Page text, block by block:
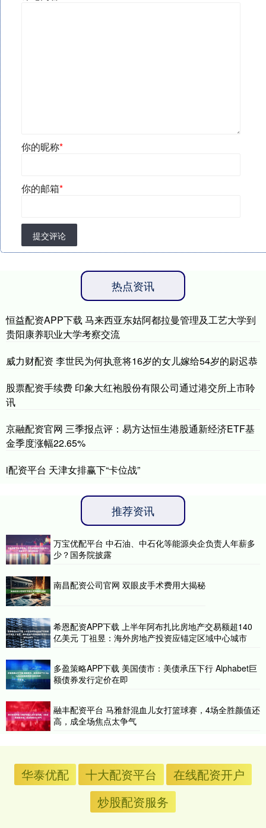
你的昵称*
你的邮箱*
提交评论
热点资讯
恒益配资APP下载 马来西亚东姑阿都拉曼管理及工艺大学到
贵阳康养职业大学考察交流
威力财配资 李世民为何执意将16岁的女儿嫁给54岁的尉迟恭
股票配资手续费 印象大红袍股份有限公司通过港交所上市聆
讯
京融配资官网 三季报点评：易方达恒生港股通新经济ETF基
金季度涨幅22.65%
i配资平台 天津女排赢下“卡位战”
推荐资讯
万宝优配平台 中石油、中石化等能源央企负责人年薪多
少？国务院披露
南昌配资公司官网 双眼皮手术费用大揭秘
希恩配资APP下载 上半年阿布扎比房地产交易额超140
亿美元 丁祖昱：海外房地产投资应锚定区域中心城市
多盈策略APP下载 美国债市：美债承压下行 Alphabet巨
额债券发行定价在即
融丰配资平台 马雅舒混血儿女打篮球赛，4场全胜颜值还
高，成全场焦点太争气
华泰优配 十大配资平台
在线配资开户
炒股配资服务